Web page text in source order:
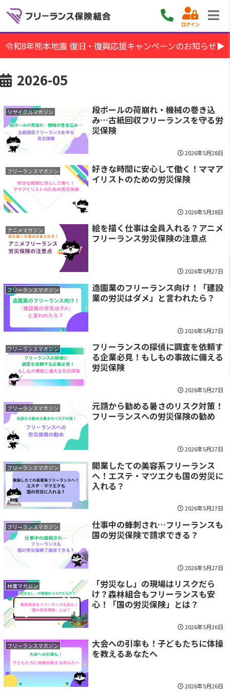
ログイン
令和8年熊本地震 復旧・復興応援キャンペーンのお知らせ▶
2026-05
リサイクルマガジン
段ボールの荷崩れ・機械の巻き込
み…古紙回収フリーランスを守る労
災保険
2026年5月28日
フリーランスマガジン
好きな時間に安心して働く！ママア
イリストのための労災保険
2026年5月28日
アニメマガジン
絵を描く仕事は全員入れる？アニメ
フリーランス労災保険の注意点
2026年5月27日
フリーランスマガジン
造園業のフリーランス向け！「建設
業の労災はダメ」と言われたら？
2026年5月27日
フリーランスマガジン
フリーランスの探偵に調査を依頼す
る企業必見！もしもの事故に備える
労災保険
2026年5月27日
フリーランスマガジン
元請から勧める暑さのリスク対策！
フリーランスへの労災保険の勧め
2026年5月27日
フリーランスマガジン
開業したての美容系フリーランス
へ！エステ・マツエクも国の労災に
入れる？
2026年5月27日
フリーランスマガジン
仕事中の蜂刺され…フリーランスも
国の労災保険で請求できる？
2026年5月27日
林業マガジン
「労災なし」の現場はリスクだら
け？森林組合もフリーランスも安
心！「国の労災保険」とは？
2026年5月26日
フリーランスマガジン
大会への引率も！子どもたちに体操
を教えるあなたへ
2026年5月26日